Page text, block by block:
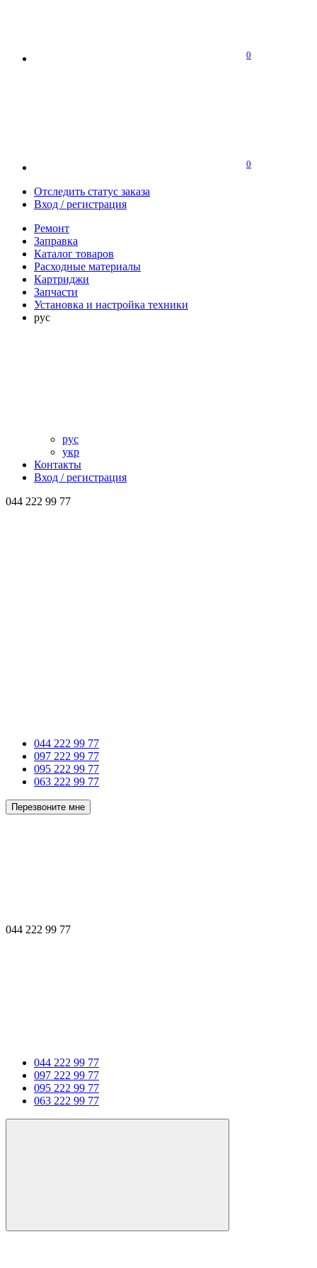
0
0
Отследить статус заказа
Вход / регистрация
Ремонт
Заправка
Каталог товаров
Расходные материалы
Картриджи
Запчасти
Установка и настройка техники
рус
рус
укр
Контакты
Вход / регистрация
044 222 99 77
044 222 99 77
097 222 99 77
095 222 99 77
063 222 99 77
Перезвоните мне
044 222 99 77
044 222 99 77
097 222 99 77
095 222 99 77
063 222 99 77